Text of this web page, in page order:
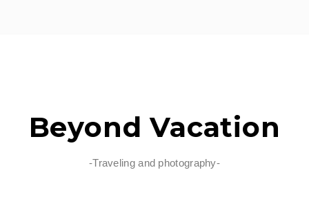
Beyond Vacation
-Traveling and photography-